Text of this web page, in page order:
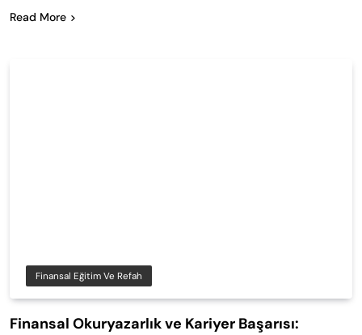
Read More
Finansal Eğitim Ve Refah
Finansal Okuryazarlık ve Kariyer Başarısı: